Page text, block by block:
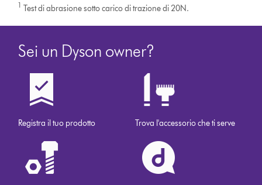
1 Test di abrasione sotto carico di trazione di 20N.
Sei un Dyson owner?
Registra il tuo prodotto Trova l'accessorio che ti serve